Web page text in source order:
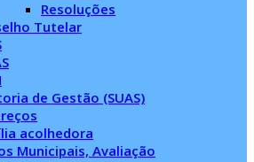
Resoluções
Tutelar
de Gestão (SUAS)
acolhedora
Municipais, Avaliação